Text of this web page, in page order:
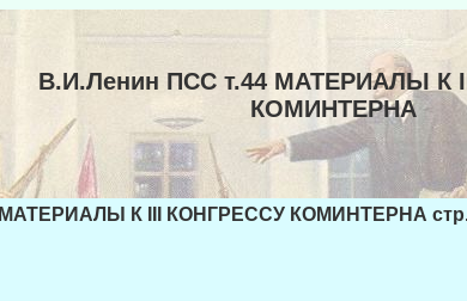
В.И.Ленин ПСС т.44 МАТЕРИАЛЫ К
КОМИНТЕРНА
МАТЕРИАЛЫ К III КОНГРЕССУ КОМИНТЕРНА стр.